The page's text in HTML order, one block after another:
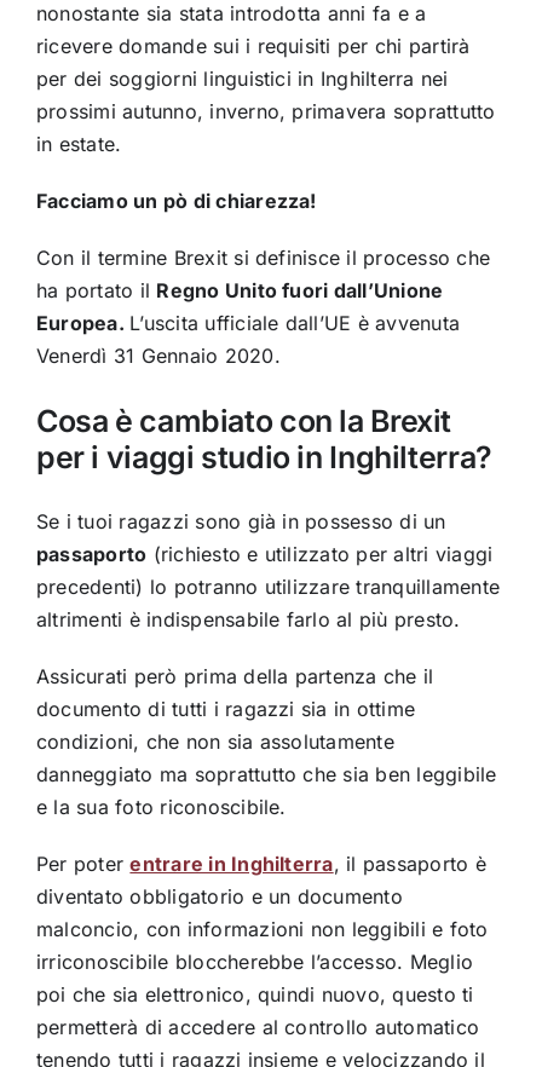
nonostante sia stata introdotta anni fa e a
ricevere domande sui i requisiti per chi partirà
per dei soggiorni linguistici in Inghilterra nei
prossimi autunno, inverno, primavera soprattutto
in estate.
Facciamo un pò di chiarezza!
Con il termine Brexit si definisce il processo che
ha portato il Regno Unito fuori dall’Unione
Europea. L’uscita ufficiale dall’UE è avvenuta
Venerdì 31 Gennaio 2020.
Cosa è cambiato con la Brexit
per i viaggi studio in Inghilterra?
Se i tuoi ragazzi sono già in possesso di un
passaporto (richiesto e utilizzato per altri viaggi
precedenti) lo potranno utilizzare tranquillamente
altrimenti è indispensabile farlo al più presto.
Assicurati però prima della partenza che il
documento di tutti i ragazzi sia in ottime
condizioni, che non sia assolutamente
danneggiato ma soprattutto che sia ben leggibile
e la sua foto riconoscibile.
Per poterentrare in Inghilterra, il passaporto è
diventato obbligatorio e un documento
malconcio, con informazioni non leggibili e foto
irriconoscibile bloccherebbe l’accesso. Meglio
poi che sia elettronico, quindi nuovo, questo ti
permetterà di accedere al controllo automatico
tenendo tutti i ragazzi insieme e velocizzando il